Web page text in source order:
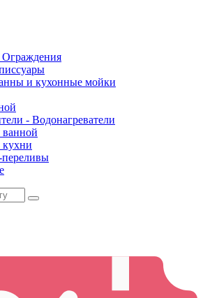
и кухонные мойки
- Водонагреватели
ванной
кухни